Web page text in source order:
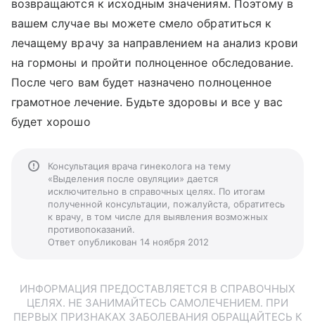
возвращаются к исходным значениям. Поэтому в
вашем случае вы можете смело обратиться к
лечащему врачу за направлением на анализ крови
на гормоны и пройти полноценное обследование.
После чего вам будет назначено полноценное
грамотное лечение. Будьте здоровы и все у вас
будет хорошо
Консультация врача гинеколога на тему
«Выделения после овуляции» дается
исключительно в справочных целях. По итогам
полученной консультации, пожалуйста, обратитесь
к врачу, в том числе для выявления возможных
противопоказаний.
Ответ опубликован 14 ноября 2012
ИНФОРМАЦИЯ ПРЕДОСТАВЛЯЕТСЯ В СПРАВОЧНЫХ
ЦЕЛЯХ. НЕ ЗАНИМАЙТЕСЬ САМОЛЕЧЕНИЕМ. ПРИ
ПЕРВЫХ ПРИЗНАКАХ ЗАБОЛЕВАНИЯ ОБРАЩАЙТЕСЬ К